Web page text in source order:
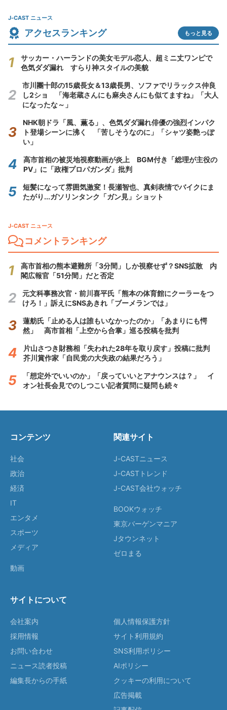
J-CAST ニュース
アクセスランキング もっと見る
サッカー・ハーランドの美女モデル恋人、超ミニ丈ワンピで
色気ダダ漏れ すらり神スタイルの美貌
市川團十郎の15歳長女＆13歳長男、ソファでリラックス仲良
し2ショ 「海老蔵さんにも麻央さんにも似てますね」「大人
になったな～」
NHK朝ドラ「風、薫る」、色気ダダ漏れ俳優の強烈インパク
ト登場シーンに沸く 「苦しそうなのに」「シャツ姿艶っぽ
い」
高市首相の被災地視察動画が炎上 BGM付き「総理が主役の
PV」に「政権プロパガンダ」批判
短髪になって雰囲気激変！長瀬智也、真剣表情でバイクにま
たがり...ガソリンタンク「ガン見」ショット
J-CAST ニュース
コメントランキング
高市首相の熊本避難所「3分間」しか視察せず？SNS拡散 内
閣広報官「51分間」だと否定
元文科事務次官・前川喜平氏「熊本の体育館にクーラーをつ
けろ！」訴えにSNSあきれ「ブーメランでは」
蓮舫氏「止める人は誰もいなかったのか」「あまりにも愕
然」 高市首相「上空から合掌」巡る投稿を批判
片山さつき財務相「失われた28年を取り戻す」投稿に批判
芥川賞作家「自民党の大失政の結果だろう」
「想定外でいいのか」「戻っていいとアナウンスは？」 イ
オン社長会見でのしつこい記者質問に疑問も続々
コンテンツ
社会
政治
経済
IT
エンタメ
スポーツ
メディア
動画
関連サイト
J-CASTニュース
J-CASTトレンド
J-CAST会社ウォッチ
BOOKウォッチ
東京バーゲンマニア
Jタウンネット
ゼロまる
サイトについて
会社案内
採用情報
お問い合わせ
ニュース読者投稿
編集長からの手紙
個人情報保護方針
サイト利用規約
SNS利用ポリシー
AIポリシー
クッキーの利用について
広告掲載